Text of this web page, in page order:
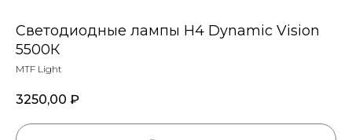
Светодиодные лампы Н4 Dynamic Vision
5500К
MTF Light
3250,00 ₽